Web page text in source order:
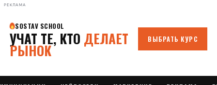
РЕКЛАМА